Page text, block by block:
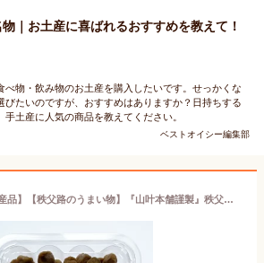
｜お土産に喜ばれるおすすめを教えて！
べ物・飲み物のお土産を購入したいです。せっかくな
びたいのですが、おすすめはありますか？日持ちする
土産に人気の商品を教えてください。
ベストオイシー編集部
【埼玉秩父の特産品】【秩父路のうまい物】『山叶本舗謹製』秩父梅・天日干し［小粒］（180g）梅干し おにぎり お弁当 免疫力UP うめぼし 梅 梅干し【秩父物産】【冷蔵クール便同梱可】